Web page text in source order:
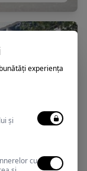
experiența
și
cu